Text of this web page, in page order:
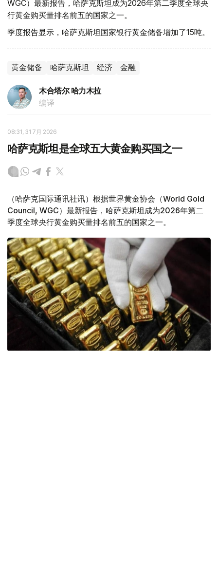
WGC）最新报告，哈萨克斯坦成为2026年第二季度全球央
行黄金购买量排名前五的国家之一。
季度报告显示，哈萨克斯坦国家银行黄金储备增加了15吨。
黄金储备 哈萨克斯坦 经济 金融
木合塔尔 哈力木拉
编译
08:31, 31 7月 2026
哈萨克斯坦是全球五大黄金购买国之一
（哈萨克国际通讯社讯）根据世界黄金协会（World Gold
Council, WGC）最新报告，哈萨克斯坦成为2026年第二
季度全球央行黄金购买量排名前五的国家之一。